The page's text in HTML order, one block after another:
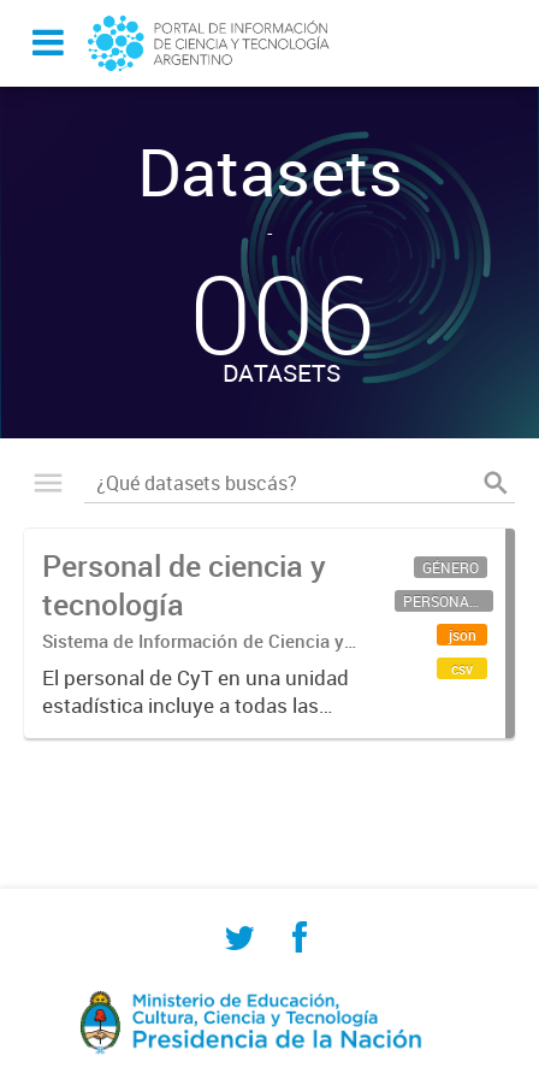
Datasets
-
006
DATASETS
Personal de ciencia y
tecnología
Sistema de Información de Ciencia y
Tecnología Argentino (SICYTAR)
El personal de CyT en una unidad
estadística incluye a todas las
personas involucradas
GÉNERO
PERSONAL CIENTÍFICO-TECNOLÓGICO
json
csv